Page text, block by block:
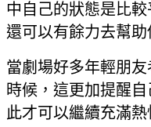
中自己的狀態是比
還可以有餘力去幫助
當劇場好多年輕朋
時候，這更加提醒
此才可以繼續充滿